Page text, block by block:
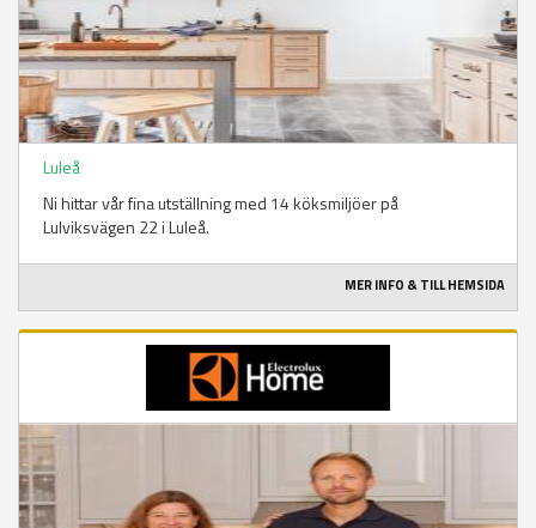
Luleå
Ni hittar vår fina utställning med 14 köksmiljöer på
Lulviksvägen 22 i Luleå.
MER INFO & TILL HEMSIDA